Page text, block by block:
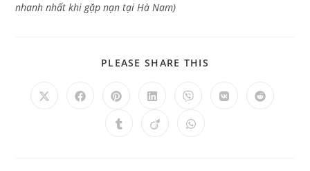
nhanh nhất khi gặp nạn tại Hà Nam)
PLEASE SHARE THIS